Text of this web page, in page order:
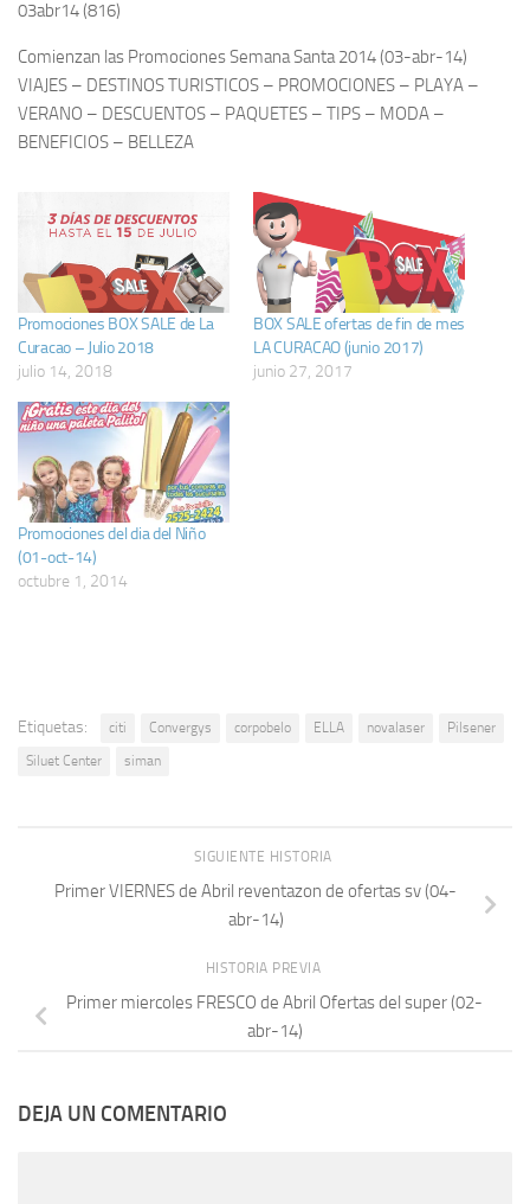
03abr14 (816)
Comienzan las Promociones Semana Santa 2014 (03-abr-14)
VIAJES – DESTINOS TURISTICOS – PROMOCIONES – PLAYA –
VERANO – DESCUENTOS – PAQUETES – TIPS – MODA –
BENEFICIOS – BELLEZA
Promociones BOX SALE de La
Curacao – Julio 2018
julio 14, 2018
BOX SALE ofertas de fin de mes
LA CURACAO (junio 2017)
junio 27, 2017
Promociones del dia del Niño
(01-oct-14)
octubre 1, 2014
Etiquetas: citi Convergys corpobelo ELLA novalaser
Pilsener
Siluet Center
siman
SIGUIENTE HISTORIA
Primer VIERNES de Abril reventazon de ofertas sv (04-
abr-14)
HISTORIA PREVIA
Primer miercoles FRESCO de Abril Ofertas del super (02-
abr-14)
DEJA UN COMENTARIO